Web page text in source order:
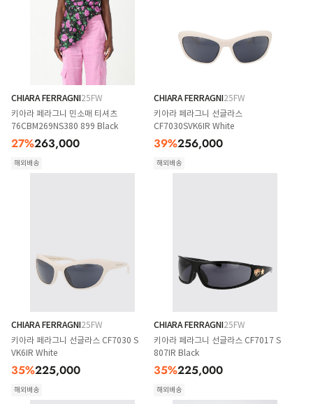
CHIARA FERRAGNI25FW
키아라 페라그니 민소매 티셔츠
76CBM269NS380 899 Black
27%263,000
해외배송
CHIARA FERRAGNI25FW
키아라 페라그니 선글라스
CF7030SVK6IR White
39%256,000
해외배송
CHIARA FERRAGNI25FW
키아라 페라그니 선글라스 CF7030 S
VK6IR White
35%225,000
해외배송
CHIARA FERRAGNI25FW
키아라 페라그니 선글라스 CF7017 S
807IR Black
35%225,000
해외배송